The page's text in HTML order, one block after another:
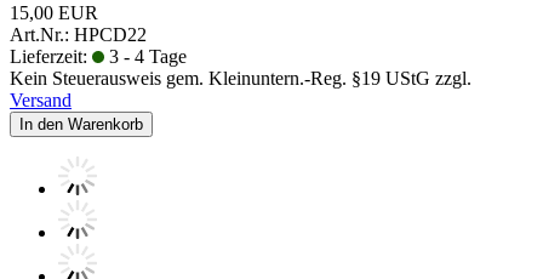
15,00 EUR
Art.Nr.: HPCD22
Lieferzeit:
3 - 4 Tage
Kein Steuerausweis gem. Kleinuntern.-Reg. §19 UStG zzgl.
Versand
In den Warenkorb